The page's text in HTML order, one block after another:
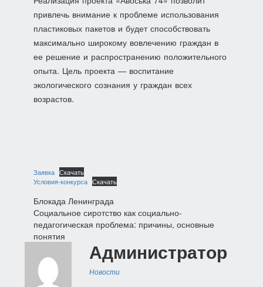
привлечь внимание к проблеме использования
пластиковых пакетов и будет способствовать
максимально широкому вовлечению граждан в
ее решение и распространению положительного
опыта. Цель проекта — воспитание
экологического сознания у граждан всех
возрастов.
Заявка Скачать
Условия-конкурса Скачать
Навигация
по
записям
Блокада Ленинграда
Социальное сиротство как социально-
педагогическая проблема: причины, основные
понятия
Администратор
Новости